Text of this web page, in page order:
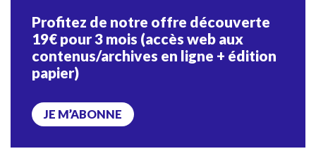
Profitez de notre offre découverte
19€ pour 3 mois (accès web aux
contenus/archives en ligne + édition
papier)
JE M’ABONNE